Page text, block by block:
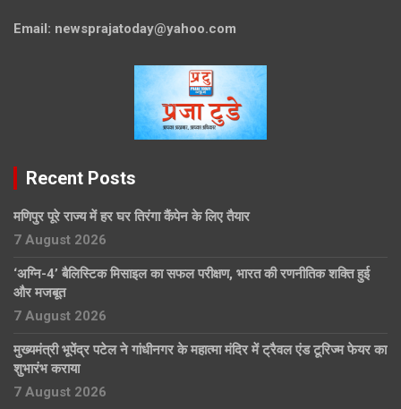
Email: newsprajatoday@yahoo.com
Recent Posts
मणिपुर पूरे राज्य में हर घर तिरंगा कैंपेन के लिए तैयार
7 August 2026
‘अग्नि-4’ बैलिस्टिक मिसाइल का सफल परीक्षण, भारत की रणनीतिक शक्ति हुई
और मजबूत
7 August 2026
मुख्यमंत्री भूपेंद्र पटेल ने गांधीनगर के महात्मा मंदिर में ट्रैवल एंड टूरिज्म फेयर का
शुभारंभ कराया
7 August 2026